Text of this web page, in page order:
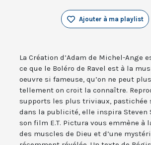
Ajouter à ma playlist
La Création d’Adam de Michel-Ange
ce que le Boléro de Ravel est à la
oeuvre si fameuse, qu’on ne peut
tellement on croit la connaître.
supports les plus triviaux, pastichée
dans la publicité, elle inspira Steven
son film E.T. Pictura vous emmène à
des muscles de Dieu et d’une